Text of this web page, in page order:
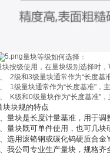
量块等级如何选择：
块按级使用，在量块级别选择时
2级和3级量块通常作为“长度基
1级量块通常作为“长度基准"，
K级和0级量块作为“长度基准"
块块规的特点
量块是长度计量基准，用于
量块既可单件使用，也可几块
选用滚铬钢或碳化钨硬质合金
我公司专业生产量块，规格齐